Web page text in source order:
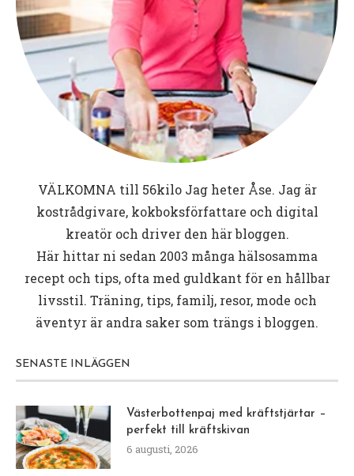
VÄLKOMNA till 56kiloJag heter Åse. Jag är
kostrådgivare, kokboksförfattare och digital
kreatör och driver den här bloggen.
Här hittar ni sedan 2003 många hälsosamma
recept och tips, ofta med guldkant för en hållbar
livsstil. Träning, tips, familj, resor, mode och
äventyr är andra saker som trängs i bloggen.
SENASTE INLÄGGEN
Västerbottenpaj med kräftstjärtar –
perfekt till kräftskivan
6 augusti, 2026